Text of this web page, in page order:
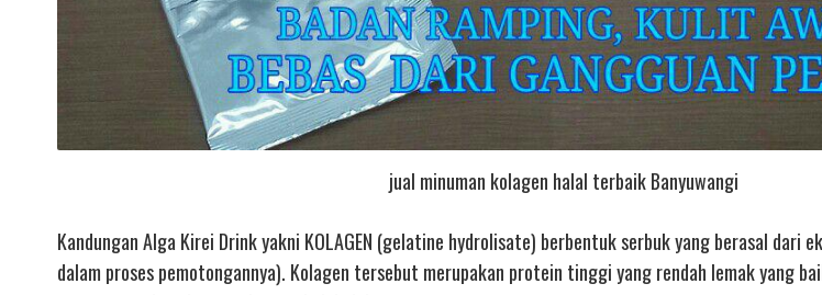
jual minuman kolagen halal terbaik Banyuwangi
Kandungan Alga Kirei Drink yakni KOLAGEN (gelatine hydrolisate) berbentuk serbuk yang berasal dari
dalam proses pemotongannya). Kolagen tersebut merupakan protein tinggi yang rendah lemak yang